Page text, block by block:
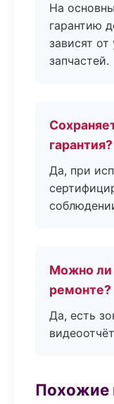
На
гарантию
зависят от
запчастей.
гарантия?
Да, при
Можно ли
ремонте?
Да, есть
Похожие